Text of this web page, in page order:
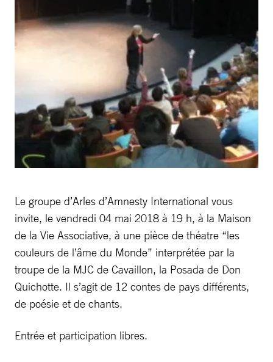
Le groupe d’Arles d’Amnesty International vous
invite, le vendredi 04 mai 2018 à 19 h, à la Maison
de la Vie Associative, à une pièce de théatre “les
couleurs de l’âme du Monde” interprétée par la
troupe de la MJC de Cavaillon, la Posada de Don
Quichotte. Il s’agit de 12 contes de pays différents,
de poésie et de chants.
Entrée et participation libres.